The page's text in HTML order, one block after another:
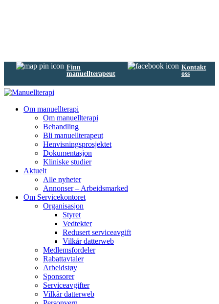
Finn
manuellterapeut
Kontakt
oss
Om manuellterapi
Om manuellterapi
Behandling
Bli manuellterapeut
Henvisningsprosjektet
Dokumentasjon
Kliniske studier
Aktuelt
Alle nyheter
Annonser – Arbeidsmarked
Om Servicekontoret
Organisasjon
Styret
Vedtekter
Redusert serviceavgift
Vilkår datterweb
Medlemsfordeler
Rabattavtaler
Arbeidstøy
Sponsorer
Serviceavgifter
Vilkår datterweb